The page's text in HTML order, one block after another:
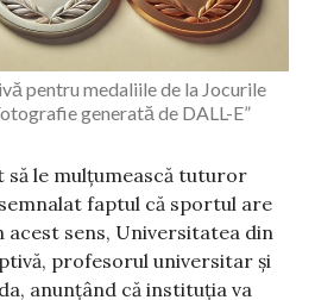
pentru medaliile de la Jocurile
generată de DALL-E”
să le mulțumească tuturor
faptul că sportul are
acest sens, Universitatea din
profesorul universitar și
anunțând că instituția va